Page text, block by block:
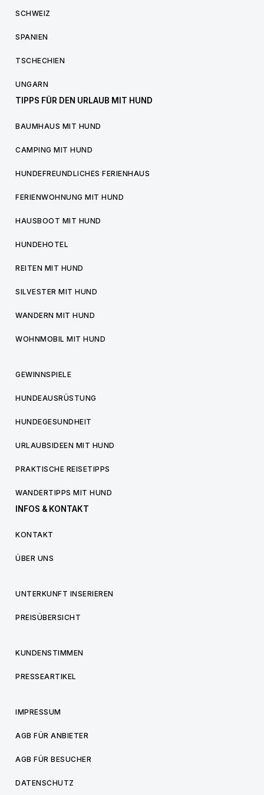
SCHWEIZ
SPANIEN
TSCHECHIEN
UNGARN
TIPPS FÜR DEN URLAUB MIT HUND
BAUMHAUS MIT HUND
CAMPING MIT HUND
HUNDEFREUNDLICHES FERIENHAUS
FERIENWOHNUNG MIT HUND
HAUSBOOT MIT HUND
HUNDEHOTEL
REITEN MIT HUND
SILVESTER MIT HUND
WANDERN MIT HUND
WOHNMOBIL MIT HUND
GEWINNSPIELE
HUNDEAUSRÜSTUNG
HUNDEGESUNDHEIT
URLAUBSIDEEN MIT HUND
PRAKTISCHE REISETIPPS
WANDERTIPPS MIT HUND
INFOS & KONTAKT
KONTAKT
ÜBER UNS
UNTERKUNFT INSERIEREN
PREISÜBERSICHT
KUNDENSTIMMEN
PRESSEARTIKEL
IMPRESSUM
AGB FÜR ANBIETER
AGB FÜR BESUCHER
DATENSCHUTZ